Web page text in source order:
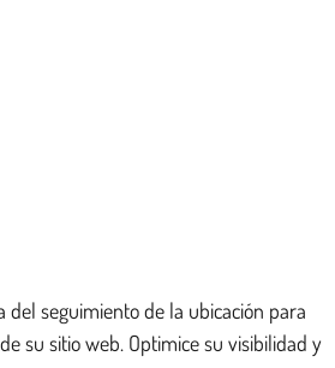
del seguimiento de la ubicación para
de su sitio web. Optimice su visibilidad y